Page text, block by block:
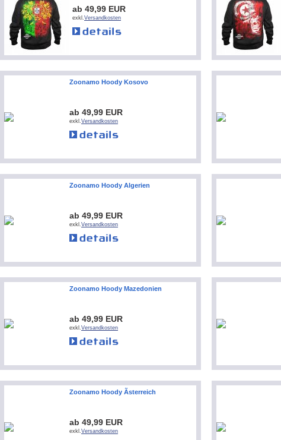
ab 49,99 EUR
exkl.Versandkosten
Zoonamo Hoody Kosovo
ab 49,99 EUR
exkl.Versandkosten
Zoonamo Hoody Algerien
ab 49,99 EUR
exkl.Versandkosten
Zoonamo Hoody Mazedonien
ab 49,99 EUR
exkl.Versandkosten
Zoonamo Hoody Ãsterreich
ab 49,99 EUR
exkl.Versandkosten